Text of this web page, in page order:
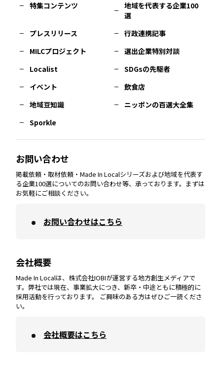
三重エリア
兵庫エリア
奈良エリア
和歌山エリア
徳島エリア
香川エリア
愛媛エリア
大分エリア
宮崎エリア
鹿児島エリア
特集コンテンツ
地域を代表する企業100
選
プレスリリース
行政連携記事
MILCプロジェクト
選出企業特別対談
Localist
SDGsの先駆者
イベント
飲食店
地域豆知識
ニッポンの百選大全集
Sporkle
お問い合わせ
掲載依頼・取材依頼・Made In Localシリーズおよび地域を代表す
る企業100選についてのお問い合わせ等、承っております。まずは
お気軽にご相談ください。
お問い合わせはこちら
会社概要
Made In Localは、株式会社IOBIが運営する地方創生メディアで
す。弊社では現在、事業拡大につき、新卒・中途ともに積極的に
採用活動を行っております。 ご興味のある方はぜひご一読くださ
い。
会社概要はこちら